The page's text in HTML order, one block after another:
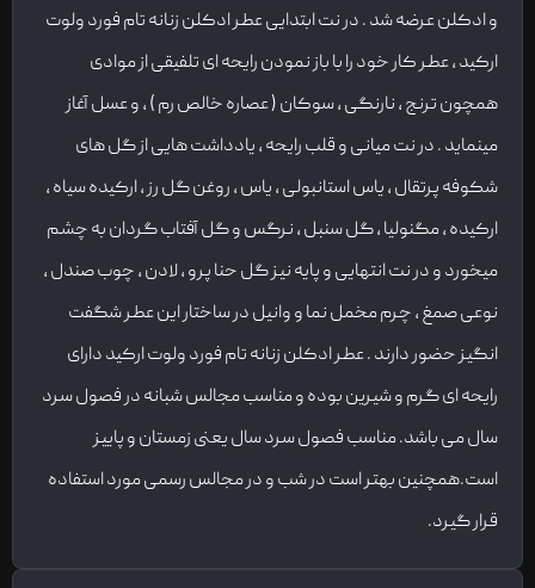
و ادکلن عرضه شد . در نت ابتدایی عطر ادکلن زنانه تام فورد ولوت
ارکید ، عطر کار خود را با باز نمودن رایحه ای تلفیقی از موادی
همچون ترنج ، نارنگی ، سوکان ( عصاره خالص رم ) ، و عسل آغاز
مینماید . در نت میانی و قلب رایحه ، یادداشت هایی از گل های
شکوفه پرتقال ، یاس استانبولی ، یاس ، روغن گل رز ، ارکیده سیاه ،
ارکیده ، مگنولیا ، گل سنبل ، نرگس و گل آفتاب گردان به چشم
میخورد و در نت انتهایی و پایه نیز گل حنا پرو ، لادن ، چوب صندل ،
نوعی صمغ ، چرم مخمل نما و وانیل در ساختار این عطر شگفت
انگیز حضور دارند . عطر ادکلن زنانه تام فورد ولوت ارکید دارای
رایحه ای گرم و شیرین بوده و مناسب مجالس شبانه در فصول سرد
سال می باشد. مناسب فصول سرد سال یعنی زمستان و پاییز
است.همچنین بهتر است در شب و در مجالس رسمی مورد استفاده
قرار گیرد.